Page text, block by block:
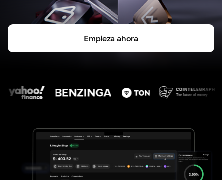
Empieza ahora